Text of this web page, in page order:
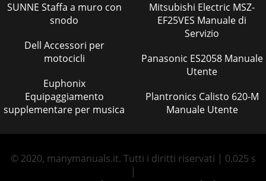
SUNNE Staffa a muro con
snodo
Dell Accessori per
motocicli
Euphonix
Equipaggiamento
supplementare per musica
Mitsubishi Electric MSZ-
EF25VES Manuale di
Servizio
Panasonic ES2058 Manuale
Utente
Plantronics Calisto 620-M
Manuale Utente
© 2020, manymanuals.it. Tutti i diritti riservati | 0.025 s
|